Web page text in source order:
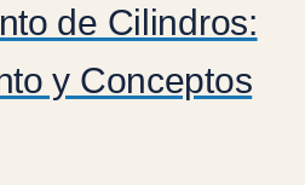
de Cilindros:
y Conceptos